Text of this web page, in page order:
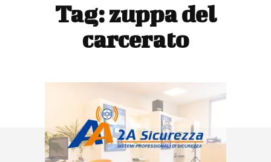
Tag:zuppa del
carcerato